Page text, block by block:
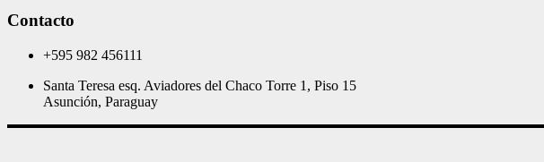
Contacto
+595 982 456111
Santa Teresa esq. Aviadores del Chaco Torre 1, Piso 15
Asunción, Paraguay